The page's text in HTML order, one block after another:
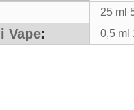
25 ml
Vape: 0,5 ml